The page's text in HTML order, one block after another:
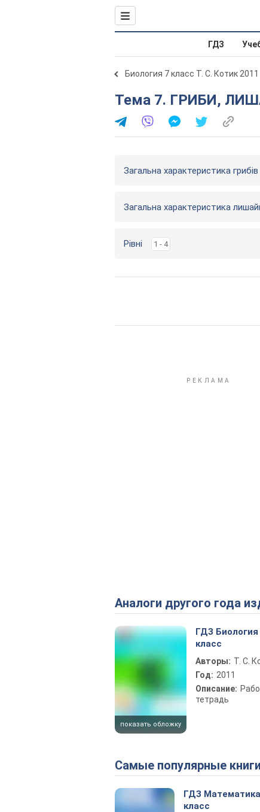
ГДЗ
Биология 7 класс Т. С. Котик 2011
Тема 7. ГРИБИ,
Загальна характеристика грибів
Загальна характеристика
Рівні 1 - 4
Аналоги другого года
показать обложку
ГДЗ Биология
класс
Авторы: Т. С.
Год: 2011
Описание:
тетрадь
Самые популярные книги
ГДЗ
класс